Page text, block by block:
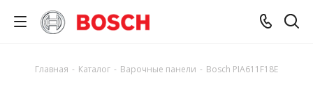
Главная - Каталог - Варочные панели - Bosch PIA611F18E